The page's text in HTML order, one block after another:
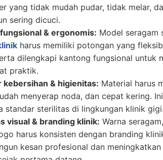
yang tidak mudah pudar, tidak melar,
sering dicuci.
& ergonomis: Model seragam
harus memiliki potongan yang
dilengkapi kantong fungsional untuk
praktik.
kebersihan & higienitas: Material harus
menyerap noda, dan cepat kering.
standar sterilitas di lingkungan klinik gigi.
visual & branding klinik: Warna
harus konsisten dengan branding
kesan profesional dan